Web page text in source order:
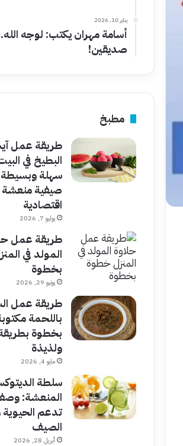
يناير 10, 2026
أسامة مهران يكتب: لوجه
صديقين!
مطبخ
طريقة عمل
البطيخ في
سهلة
صيفية
اقتصادية
يوليو 7, 2026
طريقة عمل
المولد في
بخطوة
يونيو 29, 2026
طريقة عمل
باللحمة
بخطوة
ولذيذة
مايو 4, 2026
سلطة
المنعشة:
تدعم
الصيف
أبريل 28, 2026